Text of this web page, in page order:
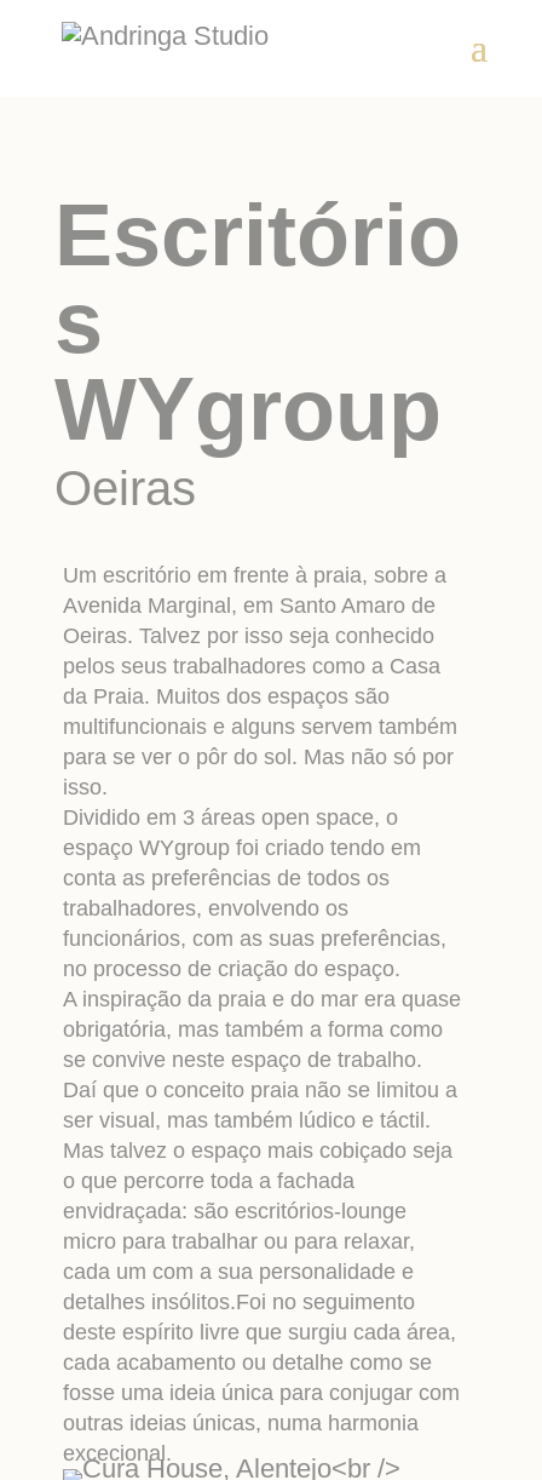
Escritório
s
WYgroup
Oeiras
Um escritório em frente à praia, sobre a
Avenida Marginal, em Santo Amaro de
Oeiras. Talvez por isso seja conhecido
pelos seus trabalhadores como a Casa
da Praia. Muitos dos espaços são
multifuncionais e alguns servem também
para se ver o pôr do sol. Mas não só por
isso.
Dividido em 3 áreas open space, o
espaço WYgroup foi criado tendo em
conta as preferências de todos os
trabalhadores, envolvendo os
funcionários, com as suas preferências,
no processo de criação do espaço.
A inspiração da praia e do mar era quase
obrigatória, mas também a forma como
se convive neste espaço de trabalho.
Daí que o conceito praia não se limitou a
ser visual, mas também lúdico e táctil.
Mas talvez o espaço mais cobiçado seja
o que percorre toda a fachada
envidraçada: são escritórios-lounge
micro para trabalhar ou para relaxar,
cada um com a sua personalidade e
detalhes insólitos.Foi no seguimento
deste espírito livre que surgiu cada área,
cada acabamento ou detalhe como se
fosse uma ideia única para conjugar com
outras ideias únicas, numa harmonia
excecional.